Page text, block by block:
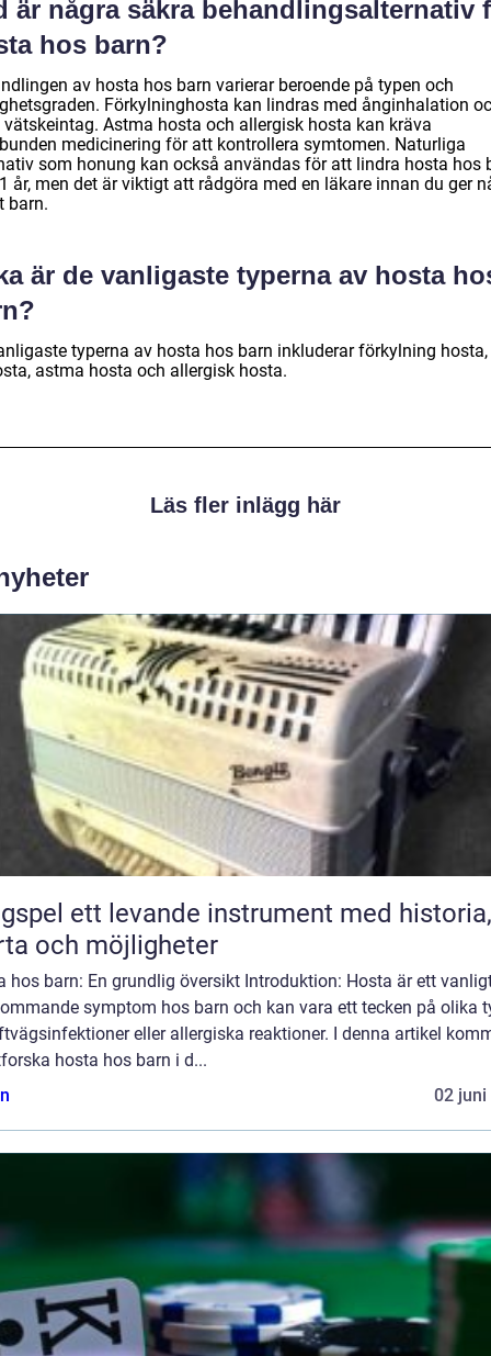
är några säkra behandlingsalternativ
hos barn?
av hosta hos barn varierar beroende på typen och
Förkylninghosta kan lindras med ånginhalation
vätskeintag. Astma hosta och allergisk hosta kan kräva
medicinering för att kontrollera symtomen. Naturliga
som honung kan också användas för att lindra hosta hos
år, men det är viktigt att rådgöra med en läkare innan du ger
barn.
är de vanligaste typerna av hosta
typerna av hosta hos barn inkluderar förkylning hosta,
astma hosta och allergisk hosta.
Läs fler inlägg här
med historia,
och möjligheter
hos barn: En grundlig översikt Introduktion: Hosta är ett
symptom hos barn och kan vara ett tecken på olika
eller allergiska reaktioner. I denna artikel
hosta hos barn i d...
02 juni